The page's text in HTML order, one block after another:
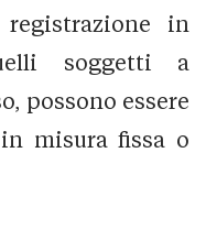
in
soggetti a
possono essere
misura fissa o